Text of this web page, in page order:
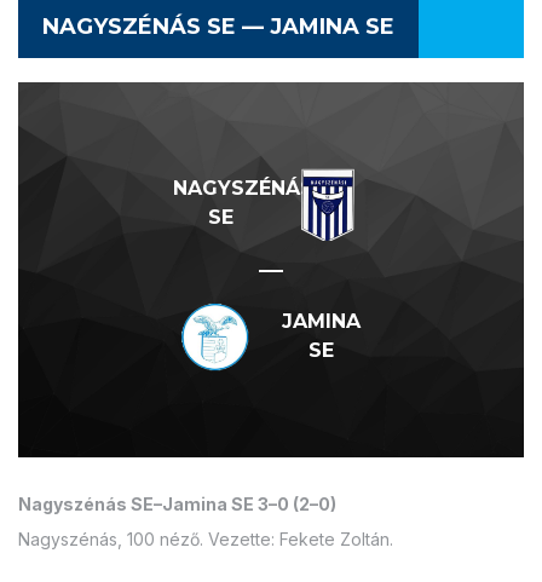
NAGYSZÉNÁS SE — JAMINA SE
NAGYSZÉNÁS
SE
—
JAMINA
SE
Nagyszénás SE–Jamina SE 3–0 (2–0)
Nagyszénás, 100 néző. Vezette: Fekete Zoltán.